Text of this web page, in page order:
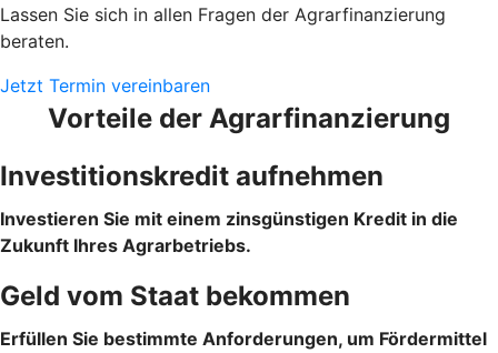
Lassen Sie sich in allen Fragen der Agrarfinanzierung
beraten.
Jetzt Termin vereinbaren
Vorteile der Agrarfinanzierung
Investitionskredit aufnehmen
Investieren Sie mit einem zinsgünstigen Kredit in die
Zukunft Ihres Agrarbetriebs.
Geld vom Staat bekommen
Erfüllen Sie bestimmte Anforderungen, um Fördermittel